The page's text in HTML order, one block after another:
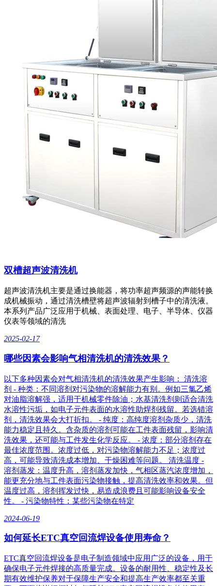
双槽超声波清洗机
超声波清洗机主要是通过换能器，将功率超声频源的声能转换
成机械振动，通过清洗槽壁将超声波辐射到槽子中的清洗液。
本系列产品广泛应用于机械、表面处理、电子、半导体、仪器
仪表等领域的清洗
2025-02-17
哪些因素会影响气相清洗机的清洗效果？
以下多种因素会对气相清洗机的清洗效果产生影响： 清洗溶
剂 - 种类：不同溶剂对污染物的溶解能力有别。例如三氯乙烯
对油脂溶解强，适用于机械零件除油；水基清洗剂则适合清洗
水溶性污垢，如电子元件表面的水溶性助焊剂残留。若选错溶
剂，清洗效果会大打折扣。 - 纯度：高纯度溶剂杂质少，清洗
能力稳定且持久。含杂质的溶剂可能在工件表面残留，影响清
洗效果，还可能与工件发生化学反应。 - 浓度：部分溶剂存在
最佳浓度范围。浓度过低，对污染物溶解能力不足；浓度过
高，可能导致清洗成本增加、干燥困难等问题。 清洗温度 -
溶剂蒸发：温度升高，溶剂蒸发加快，气相区蒸汽浓度增加，
能更充分地与工件表面污染物接触，提高清洗效率和效果。但
温度过高，溶剂挥发过快，易造成浪费且可能影响设备安全
性。 - 污染物特性：某些污染物在特定
2024-06-19
如何延长ETC真空回流焊设备使用寿命？
ETC真空回流焊设备是电子制造领域中应用广泛的设备，用于
确保电子元件焊接的高质量完成。设备的耐用性、稳定性及长
期有效维护保养对于保障生产安全和提高生产效率都至关重